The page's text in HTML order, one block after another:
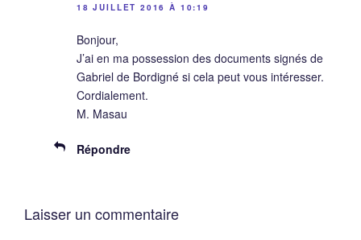
18 JUILLET 2016 À 10:19
Bonjour,
J’ai en ma possession des documents signés de
Gabriel de Bordigné si cela peut vous intéresser.
Cordialement.
M. Masau
Répondre
Laisser un commentaire